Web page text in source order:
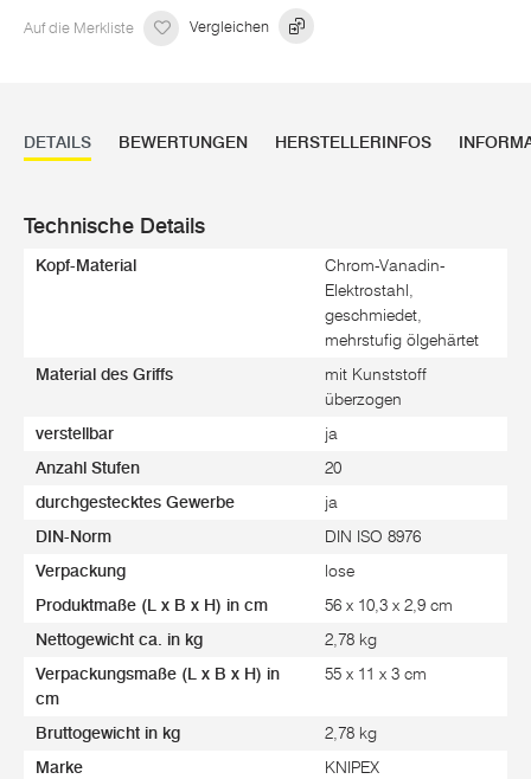
Auf die Merkliste Vergleichen
DETAILS BEWERTUNGEN HERSTELLERINFOS
Technische Details
Kopf-Material
Chrom-Vanadin-
Elektrostahl,
geschmiedet,
mehrstufig ölgehärtet
Material des Griffs
mit Kunststoff
überzogen
verstellbar ja
Anzahl Stufen 20
durchgestecktes Gewerbe ja
DIN-Norm DIN ISO 8976
Verpackung lose
Produktmaße (L x B x H) in cm 56 x 10,3 x 2,9 cm
Nettogewicht ca. in kg 2,78 kg
Verpackungsmaße (L x B x H) in
cm
55 x 11 x 3 cm
Bruttogewicht in kg 2,78 kg
Marke KNIPEX